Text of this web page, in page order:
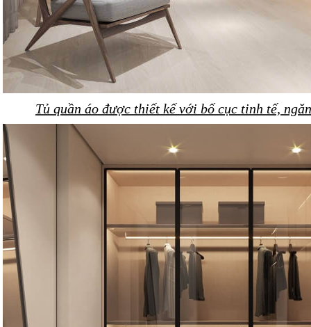
Tủ quần áo được thiết kế với bố cục tinh tế,